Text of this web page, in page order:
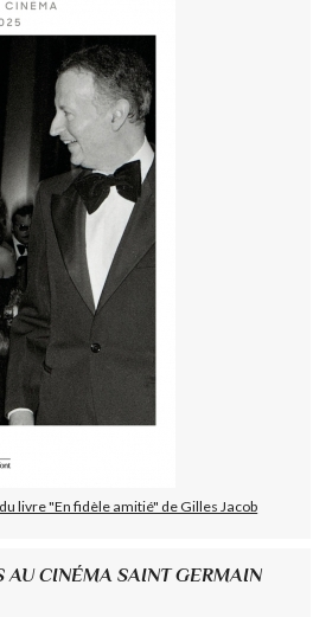
livre "En fidèle amitié" de Gilles Jacob
AU CINÉMA SAINT GERMAIN